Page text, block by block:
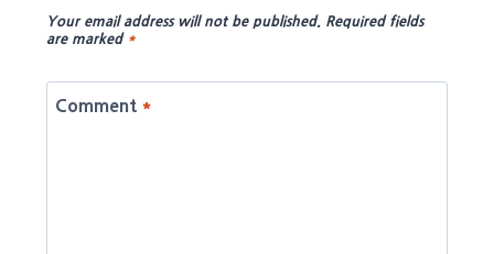
Your email address will not be published. Required fields
are marked *
Comment *